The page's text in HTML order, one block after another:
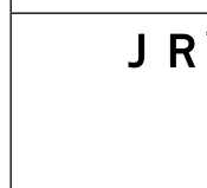
Ｊ